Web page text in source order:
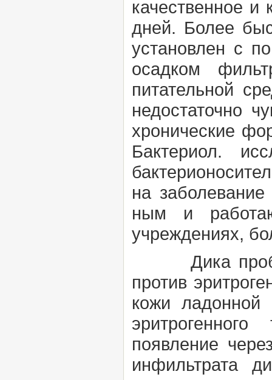
качественное и
дней. Более
установлен с
осадком
питательной
недостаточно
хронические
Бактериол.
на
ным и
учреждениях,
Дика
против
кожи ладонной
появление
инфильтрата